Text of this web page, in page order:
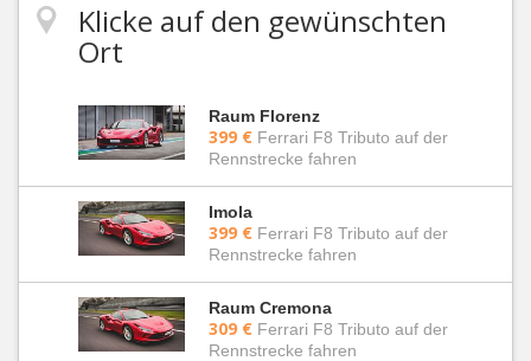
Klicke auf den gewünschten
Ort
Raum Florenz
399 € Ferrari F8 Tributo auf der
Rennstrecke fahren
Imola
399 € Ferrari F8 Tributo auf der
Rennstrecke fahren
Raum Cremona
309 € Ferrari F8 Tributo auf der
Rennstrecke fahren